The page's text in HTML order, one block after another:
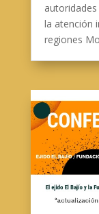
la atención
regiones